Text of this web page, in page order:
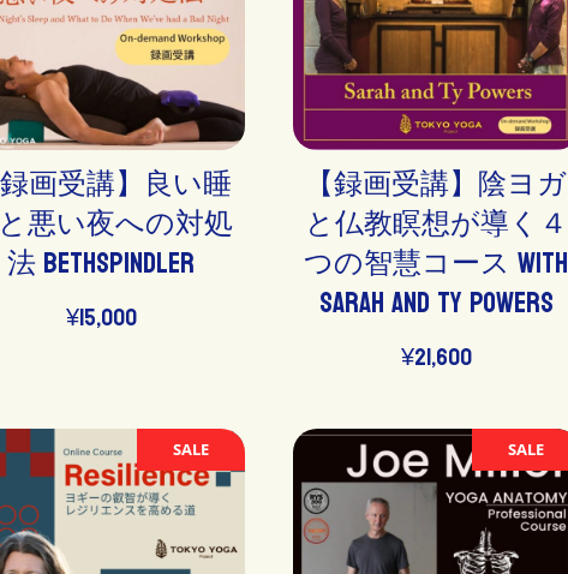
画受講】良い睡
悪い夜への対処
法 BethSpindler
¥15,000
【録画受講】陰ヨガ
と仏教瞑想が導く４
つの智慧コース with
Sarah and Ty Powers
¥21,600
SALE SALE